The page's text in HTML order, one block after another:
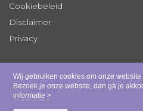
Wij gebruiken cookies om onze
Bezoek je onze website, dan ga je
informatie >
Cookiebeleid
Disclaimer
Privacy